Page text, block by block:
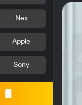
Nex
Apple
Sony